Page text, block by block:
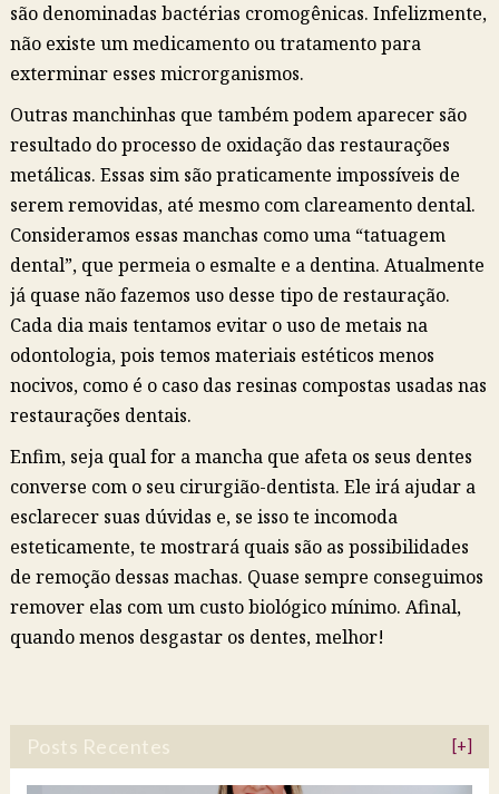
são denominadas bactérias cromogênicas. Infelizmente,
não existe um medicamento ou tratamento para
exterminar esses microrganismos.
Outras manchinhas que também podem aparecer são
resultado do processo de oxidação das restaurações
metálicas. Essas sim são praticamente impossíveis de
serem removidas, até mesmo com clareamento dental.
Consideramos essas manchas como uma “tatuagem
dental”, que permeia o esmalte e a dentina. Atualmente
já quase não fazemos uso desse tipo de restauração.
Cada dia mais tentamos evitar o uso de metais na
odontologia, pois temos materiais estéticos menos
nocivos, como é o caso das resinas compostas usadas nas
restaurações dentais.
Enfim, seja qual for a mancha que afeta os seus dentes
converse com o seu cirurgião-dentista. Ele irá ajudar a
esclarecer suas dúvidas e, se isso te incomoda
esteticamente, te mostrará quais são as possibilidades
de remoção dessas machas. Quase sempre conseguimos
remover elas com um custo biológico mínimo. Afinal,
quando menos desgastar os dentes, melhor!
Posts Recentes [+]